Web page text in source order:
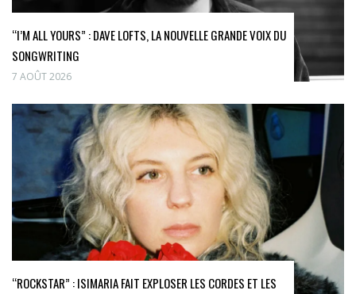
“I’M ALL YOURS” : DAVE LOFTS, LA NOUVELLE GRANDE VOIX DU
SONGWRITING
7 AOÛT 2026
“ROCKSTAR” : ISIMARIA FAIT EXPLOSER LES CORDES ET LES